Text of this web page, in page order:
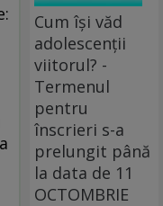
Cum își văd
adolescenții
viitorul? -
Termenul
pentru
înscrieri s-a
prelungit până
la data de 11
OCTOMBRIE